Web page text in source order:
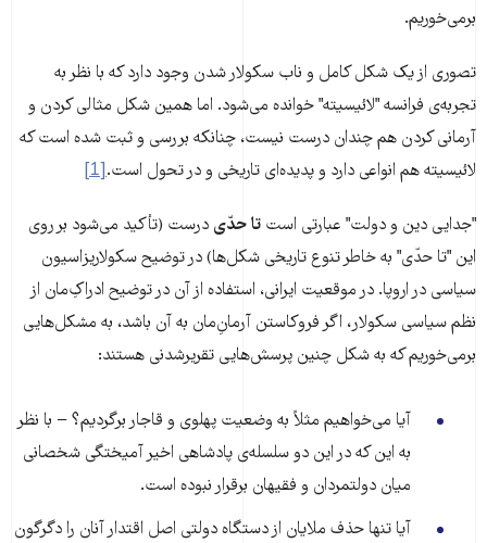
برمی‌خوریم.
تصوری از یک شکل کامل و ناب سکولار شدن وجود دارد که با نظر به
تجربه‌ی فرانسه "لائیسیته" خوانده می‌شود. اما همین شکل مثالی کردن و
آرمانی کردن هم چندان درست نیست، چنانکه بررسی و ثبت شده است که
لائیسیته هم انواعی دارد و پدیده‌ای تاریخی و در تحول است.[1]
"جدایی دین و دولت" عبارتی است تا حدّی درست (تأکید می‌شود بر روی
این "تا حدّی" به خاطر تنوع تاریخی شکل‌ها) در توضیح سکولاریزاسیون
سیاسی در اروپا. در موقعیت ایرانی، استفاده از آن در توضیح ادراکِ‌مان از
نظم سیاسی سکولار، اگر فروکاستن آرمانِ‌مان به آن باشد، به مشکل‌هایی
برمی‌خوریم که به شکل چنین پرسش‌هایی تقریرشدنی هستند:
آیا می‌خواهیم مثلاً به وضعیت پهلوی و قاجار برگردیم؟ − با نظر
به این که در این دو سلسله‌ی پادشاهی اخیر آمیختگی شخصانی
میان دولتمردان و فقیهان برقرار نبوده است.
آیا تنها حذف ملایان از دستگاه دولتی اصل اقتدار آنان را دگرگون